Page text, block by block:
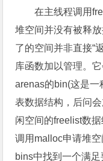
在主线程调用
堆空间并没有被释
了的空间并非直接“
库函数加以管理。
arenas的bin(这是一
表数据结构，后问
闲空间的freelist数
调用malloc申请堆
bins中找到一个满